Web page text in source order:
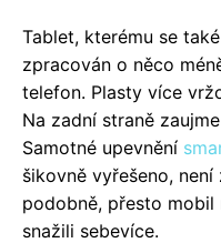
Tablet, kterému se
zpracován o něco
telefon. Plasty více
Na zadní straně
Samotné upevnění
šikovně vyřešeno,
podobně, přesto mobil
snažili sebevíce.